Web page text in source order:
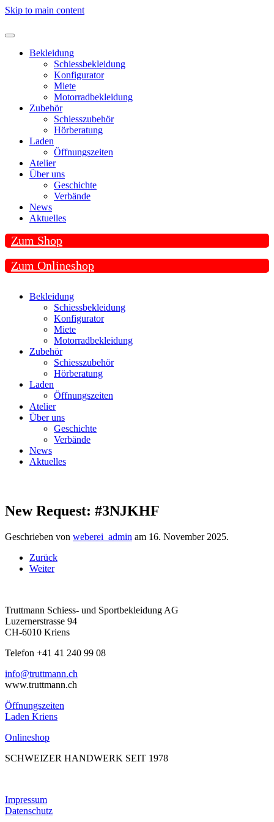
Skip to main content
Bekleidung
Schiessbekleidung
Konfigurator
Miete
Motorradbekleidung
Zubehör
Schiesszubehör
Hörberatung
Laden
Öffnungszeiten
Atelier
Über uns
Geschichte
Verbände
News
Aktuelles
Zum Shop
Zum Onlineshop
Bekleidung
Schiessbekleidung
Konfigurator
Miete
Motorradbekleidung
Zubehör
Schiesszubehör
Hörberatung
Laden
Öffnungszeiten
Atelier
Über uns
Geschichte
Verbände
News
Aktuelles
New Request: #3NJKHF
Geschrieben von weberei_admin am 16. November 2025.
Zurück
Weiter
Truttmann Schiess- und Sportbekleidung AG
Luzernerstrasse 94
CH-6010 Kriens
Telefon +41 41 240 99 08
hc.nnamtturt@ofni
www.truttmann.ch
Öffnungszeiten
Laden Kriens
Onlineshop
SCHWEIZER HANDWERK SEIT 1978
Impressum
Datenschutz